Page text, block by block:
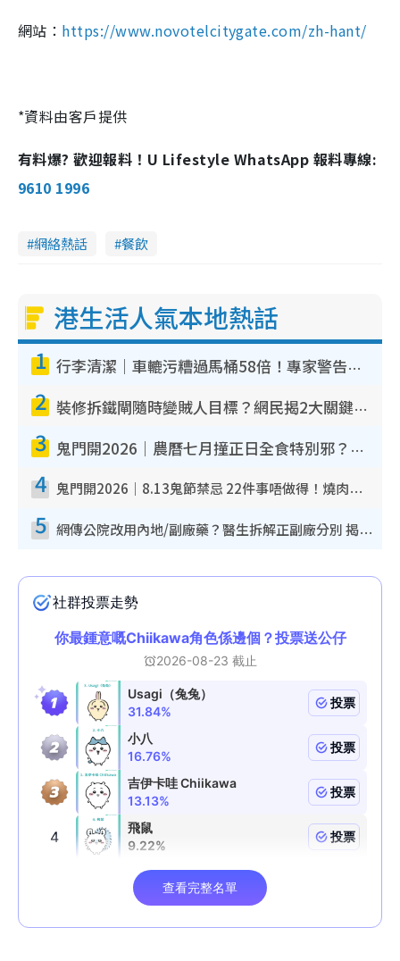
網站： https://www.novotelcitygate.com/zh-hant/
*資料由客戶提供
有料爆? 歡迎報料！U Lifestyle WhatsApp 報料專線:
9610 1996
網絡熱話 餐飲
港生活人氣本地熱話
1 行李清潔｜車轆污糟過馬桶58倍！專家警告忌用酒精抹 教1招免污手除菌
2 裝修拆鐵閘隨時變賊人目標？網民揭2大關鍵用途：裝新式等於白裝？附新舊鐵閘分別
3 鬼門開2026｜農曆七月撞正日全食特別邪？專家警告切忌做一事！揭4大禁忌+2招保平安
4 鬼門開2026｜8.13鬼節禁忌 22件事唔做得！燒肉、刺身要少食？半夜勿吹口哨/打呢個電話
5 網傳公院改用內地/副廠藥？醫生拆解正副廠分別 揭4類人換藥隨時出事